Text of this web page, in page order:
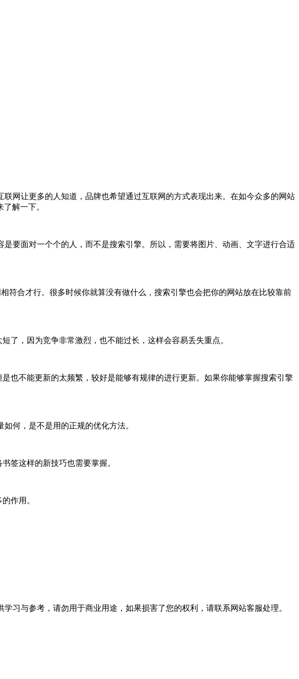
网让更多的人知道，品牌也希望通过互联网的方式表现出来。在如今众多的网站
解一下。
面对一个个的人，而不是搜索引擎。所以，需要将图片、动画、文字进行合适
合才行。很多时候你就算没有做什么，搜索引擎也会把你的网站放在比较靠前
，因为竞争非常激烈，也不能过长，这样会容易丢失重点。
不能更新的太频繁，较好是能够有规律的进行更新。如果你能够掌握搜索引擎
何，是不是用的正规的优化方法。
签这样的新技巧也需要掌握。
作用。
习与参考，请勿用于商业用途，如果损害了您的权利，请联系网站客服处理。